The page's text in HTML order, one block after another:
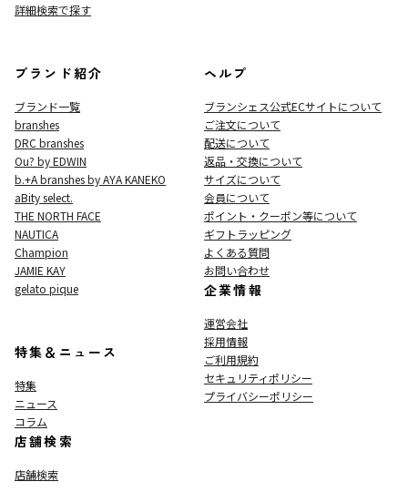
詳細検索で探す
ブランド紹介
ブランド一覧
branshes
DRC branshes
Ou? by EDWIN
b.+A branshes by AYA KANEKO
aBity select.
THE NORTH FACE
NAUTICA
Champion
JAMIE KAY
gelato pique
特集＆ニュース
特集
ニュース
コラム
店舗検索
店舗検索
ヘルプ
ブランシェス公式ECサイトについて
ご注文について
配送について
返品・交換について
サイズについて
会員について
ポイント・クーポン等について
ギフトラッピング
よくある質問
お問い合わせ
企業情報
運営会社
採用情報
ご利用規約
セキュリティポリシー
プライバシーポリシー